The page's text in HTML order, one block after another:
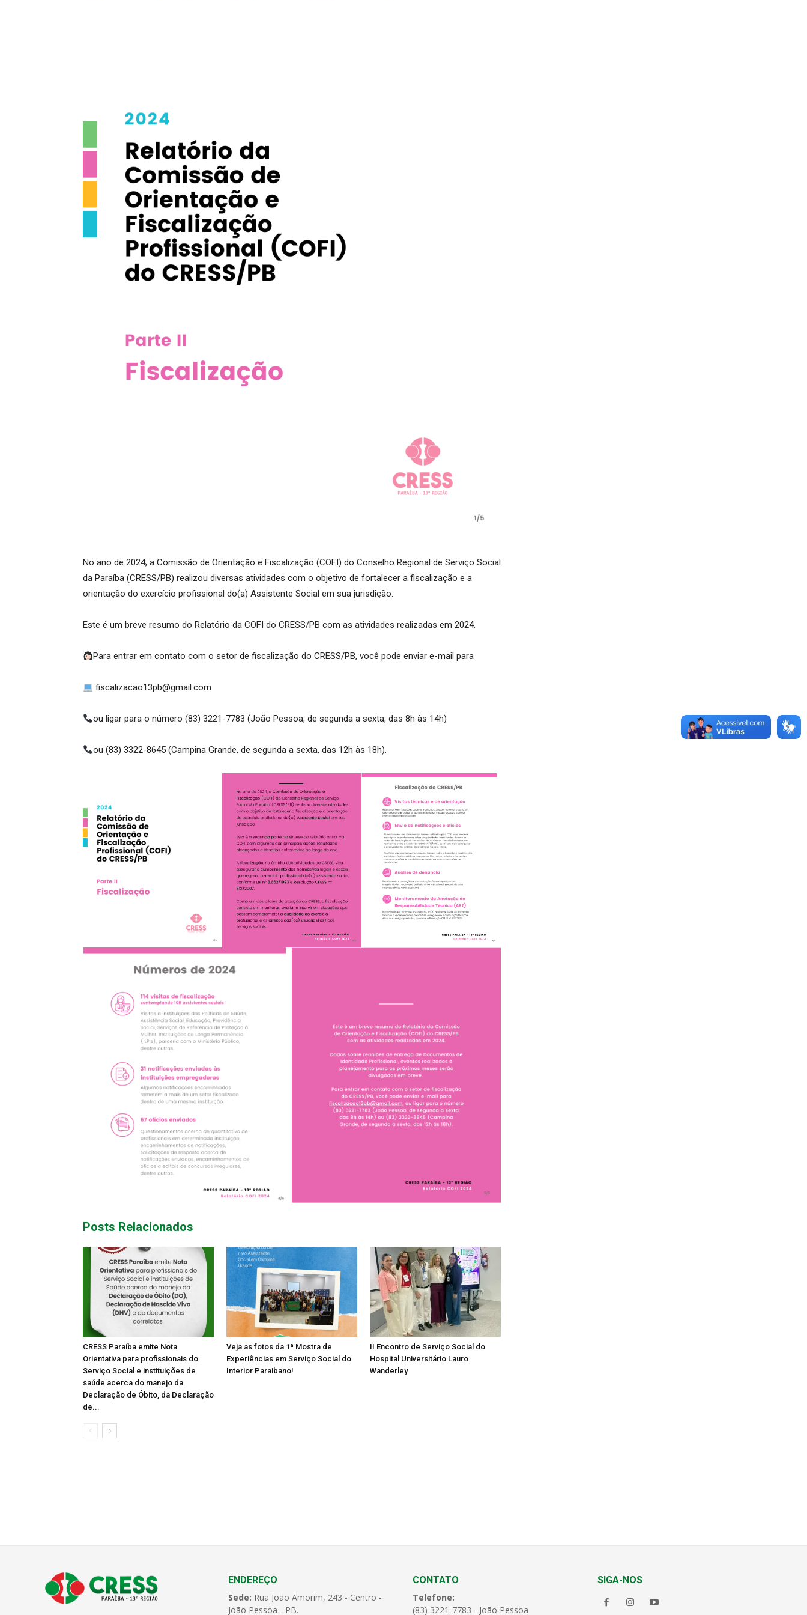
No ano de 2024, a Comissão de Orientação e Fiscalização (COFI) do Conselho Regional de Serviço Social
da Paraíba (CRESS/PB) realizou diversas atividades com o objetivo de fortalecer a fiscalização e a
orientação do exercício profissional do(a) Assistente Social em sua jurisdição.
Este é um breve resumo do Relatório da COFI do CRESS/PB com as atividades realizadas em 2024.
Para entrar em contato com o setor de fiscalização do CRESS/PB, você pode enviar e-mail para
fiscalizacao13pb@gmail.com
ou ligar para o número (83) 3221-7783 (João Pessoa, de segunda a sexta, das 8h às 14h)
ou (83) 3322-8645 (Campina Grande, de segunda a sexta, das 12h às 18h).
Posts Relacionados
CRESS Paraíba emite Nota
Orientativa para profissionais do
Serviço Social e instituições de
saúde acerca do manejo da
Declaração de Óbito, da Declaração
de...
Veja as fotos da 1ª Mostra de
Experiências em Serviço Social do
Interior Paraibano!
II Encontro de Serviço Social do
Hospital Universitário Lauro
Wanderley
ENDEREÇO
Sede: Rua João Amorim, 243 - Centro -
João Pessoa - PB.
CONTATO
Telefone:
(83) 3221-7783 - João Pessoa
SIGA-NOS